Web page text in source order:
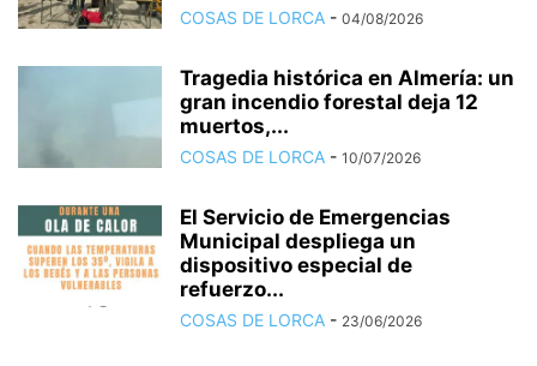
COSAS DE LORCA - 04/08/2026
Tragedia histórica en Almería: un
gran incendio forestal deja 12
muertos,...
COSAS DE LORCA - 10/07/2026
El Servicio de Emergencias
Municipal despliega un
dispositivo especial de
refuerzo...
COSAS DE LORCA - 23/06/2026